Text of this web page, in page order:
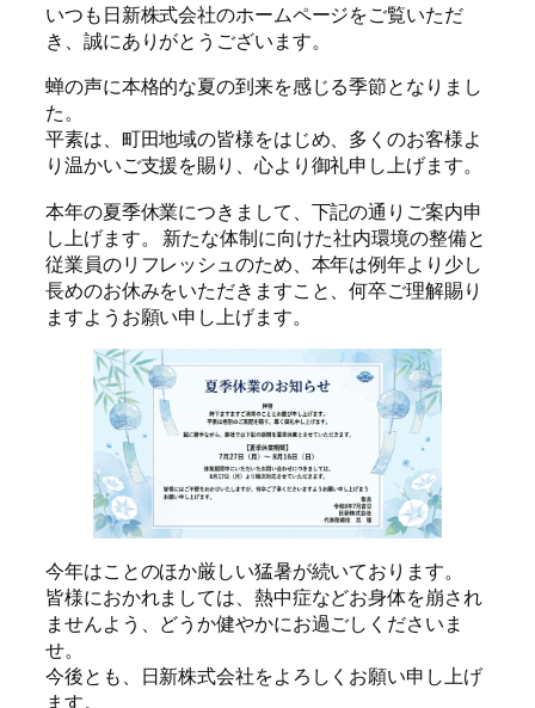
いつも日新株式会社のホームページをご覧いただ
き、誠にありがとうございます。
蝉の声に本格的な夏の到来を感じる季節となりまし
た。
平素は、町田地域の皆様をはじめ、多くのお客様よ
り温かいご支援を賜り、心より御礼申し上げます。
本年の夏季休業につきまして、下記の通りご案内申
し上げます。 新たな体制に向けた社内環境の整備と
従業員のリフレッシュのため、本年は例年より少し
長めのお休みをいただきますこと、何卒ご理解賜り
ますようお願い申し上げます。
今年はことのほか厳しい猛暑が続いております。
皆様におかれましては、熱中症などお身体を崩され
ませんよう、どうか健やかにお過ごしくださいま
せ。
今後とも、日新株式会社をよろしくお願い申し上げ
ます。